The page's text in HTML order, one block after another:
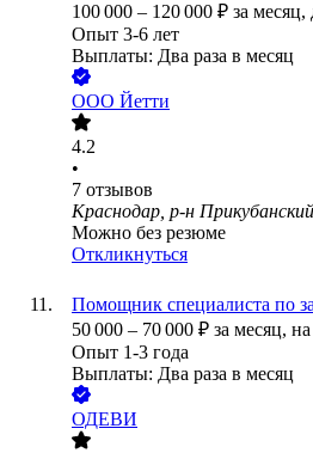
100 000 – 120 000 ₽ за месяц,
Опыт 3-6 лет
Выплаты: Два раза в месяц
ООО Йетти
4.2
•
7 отзывов
Краснодар, р-н Прикубанский
Можно без резюме
Откликнуться
Помощник специалиста по
50 000 – 70 000 ₽ за месяц,
Опыт 1-3 года
Выплаты: Два раза в месяц
ОДЕВИ